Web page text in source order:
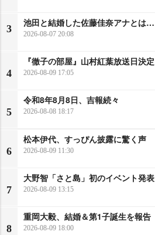
3
池田と結婚した佐藤佳奈アナとは…
2026-08-07 20:08
4
『徹子の部屋』山村紅葉放送日決定
2026-08-09 17:05
5
令和8年8月8日、吉報続々
2026-08-08 18:17
6
松本伊代、すっぴん披露に驚く声
2026-08-09 11:30
7
大野智「さと島」初のイベント発表
2026-08-09 13:15
8
重岡大毅、結婚＆第1子誕生を報告
2026-08-09 18:00